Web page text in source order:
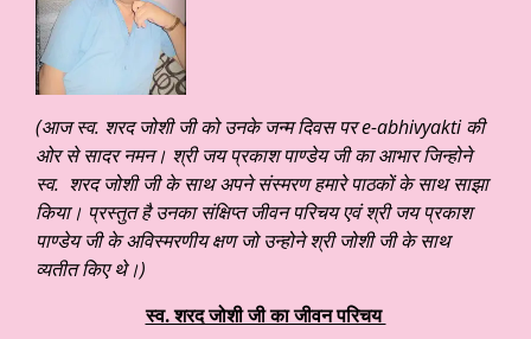
(आज स्व. शरद जोशी जी को उनके जन्म दिवस पर e-abhivyakti की
ओर से सादर नमन। श्री जय प्रकाश पाण्डेय जी का आभार जिन्होने
स्व. शरद जोशी जी के साथ अपने संस्मरण हमारे पाठकों के साथ साझा
किया। प्रस्तुत है उनका संक्षिप्त जीवन परिचय एवं श्री जय प्रकाश
पाण्डेय जी के अविस्मरणीय क्षण जो उन्होने श्री जोशी जी के साथ
व्यतीत किए थे।)
स्व. शरद जोशी जी का जीवन परिचय